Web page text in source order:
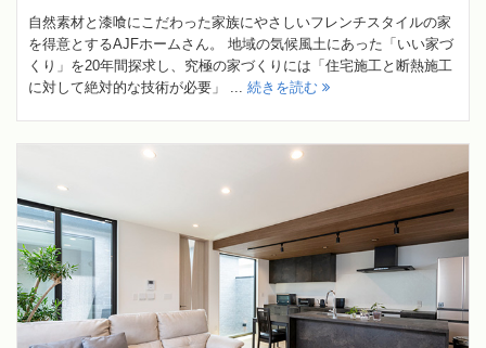
自然素材と漆喰にこだわった家族にやさしいフレンチスタイルの家
を得意とするAJFホームさん。 地域の気候風土にあった「いい家づ
くり」を20年間探求し、究極の家づくりには「住宅施工と断熱施工
に対して絶対的な技術が必要」 ... 続きを読む